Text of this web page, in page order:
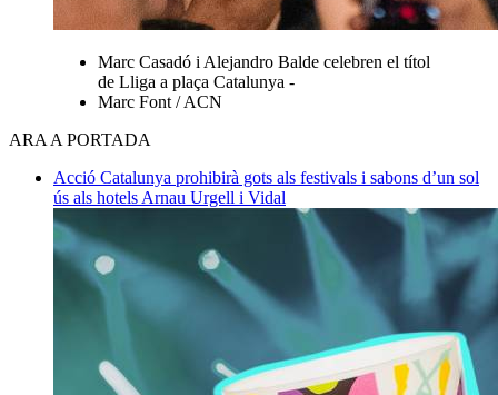
Marc Casadó i Alejandro Balde celebren el títol
de Lliga a plaça Catalunya -
Marc Font / ACN
ARA A PORTADA
Acció Catalunya prohibirà gots als festivals i sabons d’un sol
ús als hotels Arnau Urgell i Vidal